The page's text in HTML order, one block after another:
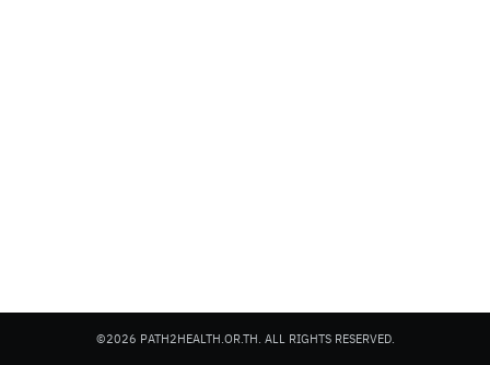
©2026 PATH2HEALTH.OR.TH. ALL RIGHTS RESERVED.